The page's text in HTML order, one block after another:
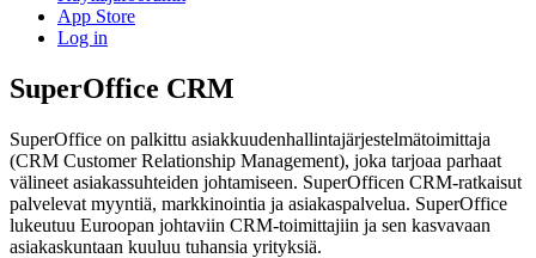
App Store
Log in
SuperOffice CRM
SuperOffice on palkittu asiakkuudenhallintajärjestelmätoimittaja
(CRM Customer Relationship Management), joka tarjoaa parhaat
välineet asiakassuhteiden johtamiseen. SuperOfficen CRM-ratkaisut
palvelevat myyntiä, markkinointia ja asiakaspalvelua. SuperOffice
lukeutuu Euroopan johtaviin CRM-toimittajiin ja sen kasvavaan
asiakaskuntaan kuuluu tuhansia yrityksiä.